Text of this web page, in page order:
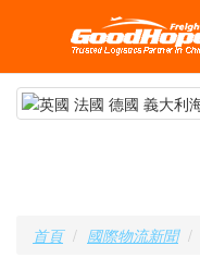
首頁 國際物流新聞